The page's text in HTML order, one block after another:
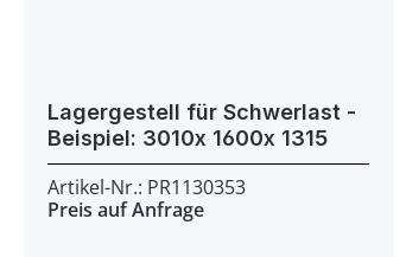
Lagergestell für Schwerlast -
Beispiel: 3010x 1600x 1315
Artikel-Nr.: PR1130353
Preis auf Anfrage